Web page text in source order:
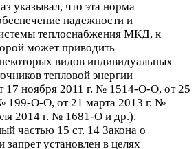
указывал, что эта норма
надежности и
теплоснабжения МКД, к
может приводить
видов индивидуальных
тепловой энергии
17 ноября 2011 г. № 1514-О-О, от 25
199-О-О, от 21 марта 2013 г. №
2014 г. № 1681-О и др.).
частью 15 ст. 14 Закона о
запрет установлен в целях